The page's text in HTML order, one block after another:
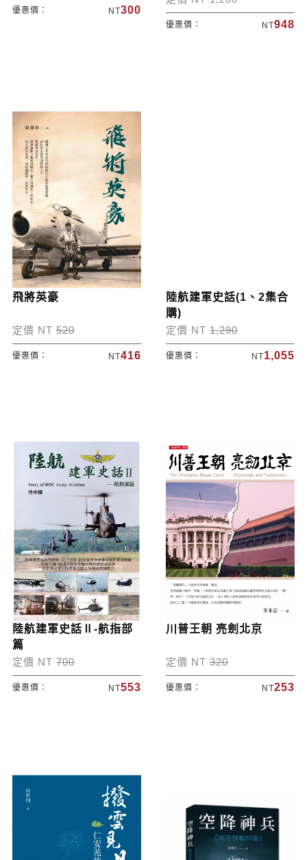
優惠價： NT300
優惠價： NT948
飛將英豪
定價 NT 520
優惠價： NT416
陸航建軍史話(1、2集合
購)
定價 NT 1,290
優惠價： NT1,055
陸航建軍史話Ⅱ-航指部
篇
定價 NT 700
優惠價： NT553
川普王朝 亮劍北京
定價 NT 320
優惠價： NT253